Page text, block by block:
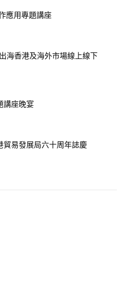
應用專題講座
海香港及海外市場線上線下
講座晚宴
貿易發展局六十周年誌慶